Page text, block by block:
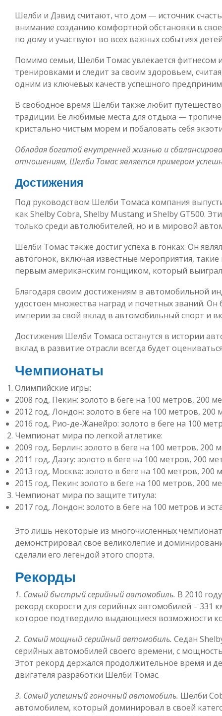
Шелби и Дэвид считают, что дом — источник
внимание созданию комфортной обстановки в
по дому и участвуют во всех важных событиях
Помимо семьи, Шелби Томас увлекается фитнесом
тренировками и следит за своим здоровьем,
одним из ключевых качеств успешного
В свободное время Шелби также любит
традиции. Ее любимые места для отдыха —
кристально чистым морем и побаловать себя
Обладая богатой внутренней жизнью и
отношениям, Шелби Томас является примером
Достижения
Под руководством Шелби Томаса компания
как Shelby Cobra, Shelby Mustang и Shelby GT500.
только среди автолюбителей, но и в мировой
Шелби Томас также достиг успеха в гонках. Он
автогонок, включая известные мероприятия,
первым американским гонщиком, который выиграл
Благодаря своим достижениям в автомобильной
удостоен множества наград и почетных званий.
империи за свой вклад в автомобильный спорт и
Достижения Шелби Томаса останутся в истории
вклад в развитие отрасли всегда будет
Чемпионаты
Олимпийские игры:
2008 год, Пекин: золото в беге на 100 метров, 200
2012 год, Лондон: золото в беге на 100 метров, 200
2016 год, Рио-де-Жанейро: золото в беге на 100
Чемпионат мира по легкой атлетике:
2009 год, Берлин: золото в беге на 100 метров, 200
2011 год, Даэгу: золото в беге на 100 метров, 200
2013 год, Москва: золото в беге на 100 метров, 200
2015 год, Пекин: золото в беге на 100 метров, 200
Чемпионат мира по защите титула:
2017 год, Лондон: золото в беге на 100 метров и
Это лишь некоторые из многочисленных
демонстрировал свое великолепие и
сделали его легендой этого спорта.
Рекорды
1. Самый быстрый серийный автомобиль. В 2010
рекорд скорости для серийных автомобилей –
которое подтвердило выдающиеся возможности
2. Самый мощный серийный автомобиль. Седан
серийных автомобилей своего времени, с
Этот рекорд держался продолжительное время и
двигателя разработки Шелби Томас.
3. Самый успешный гоночный автомобиль. Шелби
автомобилем, который доминировал в своей